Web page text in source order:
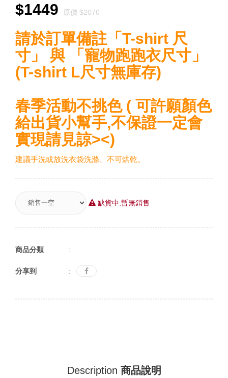
$1449 原價 $2070
請於訂單備註「T-shirt 尺
寸」 與 「寵物跑跑衣尺寸」
(T-shirt L尺寸無庫存)
春季活動不挑色 ( 可許願顏色
給出貨小幫手,不保證一定會
實現請見諒><)
建議手洗或放洗衣袋洗滌、不可烘乾。
缺貨中,暫無銷售
商品分類 :
分享到 :
Description 商品說明